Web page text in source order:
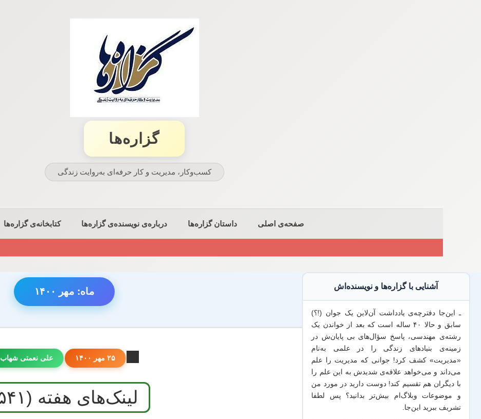
گزاره‌ها
کسب‌وکار، مدیریت و كار حرفه‌ای به‌روایت زندگی
صفحه‌ی اصلی داستان گزاره‌ها درباره‌ی نویسنده‌ی گزاره‌ها کتابخانه‌ی گزاره‌ها
ماه: مهر ۱۴۰۰
۲۵ مهر ۱۴۰۰ علی نعمتی شهاب
لینک‌های هفته (۵۴۱)
آشنایی با گزاره‌ها و نویسنده‌اش
ـ این‌جا دفترچه‌ی یادداشت‌ آن‌لاین یک جوان (!؟)
سابق و حالا ۴۰ ساله است که بعد از خواندن یک
رشته‌ی مهندسی، پاسخ سؤال‌های بی پایان‌ش در
زمینه‌ی بنیادهای زندگی را در علمی به‌نام
«مدیریت» کشف کرد! جوانی که مدیریت را علم
می‌داند و می‌خواهد علاقه‌ی شدیدش به این علم را
بادیگران همتقسیم کند! دوست دارید در مورد من
و موضوعات وبلاگ‌ام بیش‌تر بدانید؟ پس لطفا
تشریف ببرید این‌جا.